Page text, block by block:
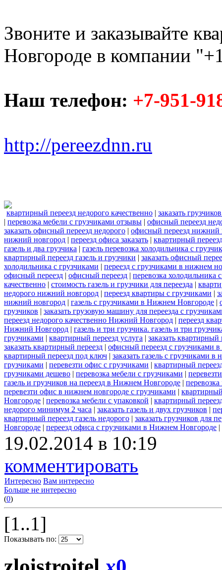
Звоните и заказывайте
Новгороде в компании
Наш телефон: +7-951-
http://pereezdnn.ru
квартирный переезд недорого качественно | заказать
| перевозка мебели с грузчиками отзывы | офисный переезд
заказать офисный переезд недорого | офисный переезд нижний
нижний новгород | переезд офиса заказать | квартирный
газель и два грузчика | газель перевозка холодильника с
квартирный переезд газель и грузчики | заказать офисный
холодильника с грузчиками | переезд с грузчиками в нижнем
офисный переезд | офисный переезд | перевозка
качественно | стоимость газель и грузчики для переезда |
недорого нижний новгород | переезд квартиры с грузчиками |
нижний новгород | газель с грузчиками в Нижнем Новгороде |
грузчиков | заказать грузовую машину для переезда с
переезд недорого качественно Нижний Новгород | переезд
Нижний Новгород | газель и три грузчика. газель и три
грузчиками | квартирный переезд услуга | заказать
заказать квартирный переезд | офисный переезд с грузчиками
квартирный переезд под ключ | заказать газель с грузчиками
грузчиками | перевезти офис с грузчиками | квартирный
грузчиками дешево | перевозка мебели с грузчиками |
газель и грузчиков на переезд в Нижнем Новгороде |
перевезти офис в нижнем новгороде с грузчиками |
Новгороде | перевозка мебели с упаковкой | квартирный
недорого минимум 2 часа | заказать газель и двух грузчиков |
квартирный переезд газель недорого | заказать грузчиков для
Новгороде | переезд офиса с грузчиками в Нижнем Новгороде |
19.02.2014 в 10:19
комментировать
Интересно Вам интересно
Больше не интересно
(0)
[1..1]
Показывать по: